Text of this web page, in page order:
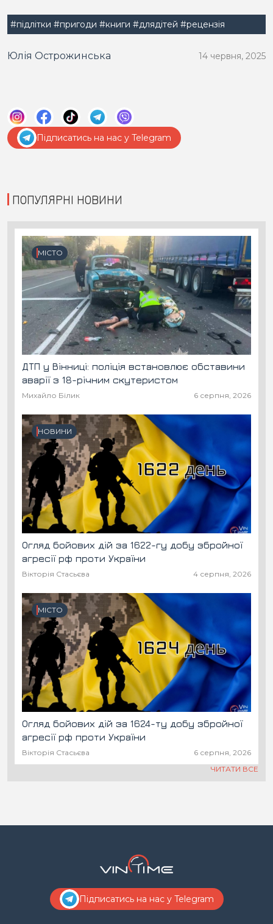
#підлітки #пригоди #книги #длядітей #рецензія
Юлія Острожинська 14 червня, 2025
Підписатись на нас у Telegram
ПОПУЛЯРНІ НОВИНИ
МІСТО
ДТП у Вінниці: поліція встановлює обставини
аварії з 18-річним скутеристом
Михайло Білик 6 серпня, 2026
НОВИНИ
Огляд бойових дій за 1622-гу добу збройної
агресії рф проти України
Вікторія Стасьєва 4 серпня, 2026
МІСТО
Огляд бойових дій за 1624-ту добу збройної
агресії рф проти України
Вікторія Стасьєва
6 серпня, 2026
ЧИТАТИ ВСЕ
Підписатись на нас у Telegram